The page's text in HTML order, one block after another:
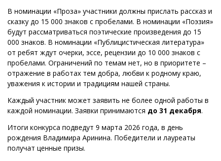
В номинации «Проза» участники должны прислать рассказ и
сказку до 15 000 знаков с пробелами. В номинации «Поэзия»
будут рассматриваться поэтические произведения до 15
000 знаков. В номинации «Публицистическая литература»
от ребят ждут очерки, эссе, рецензии до 10 000 знаков с
пробелами. Ограничений по темам нет, но в приоритете –
отражение в работах тем добра, любви к родному краю,
уважения к истории и традициям нашей страны.
Каждый участник может заявить не более одной работы в
каждой номинации. Заявки принимаются до 31 декабря.
Итоги конкурса подведут 9 марта 2026 года, в день
рождения Владимира Аринина. Победители и лауреаты
получат ценные призы.